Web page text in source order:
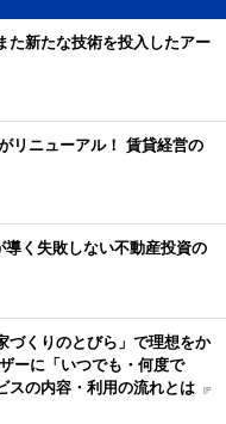
た新たな技術を投入したアー
リニューアル！ 賃貸経営の
導く失敗しない不動産投資の
づくりのとびら」で理想をか
ーに「いつでも・何度で
スの内容・利用の流れとは [P